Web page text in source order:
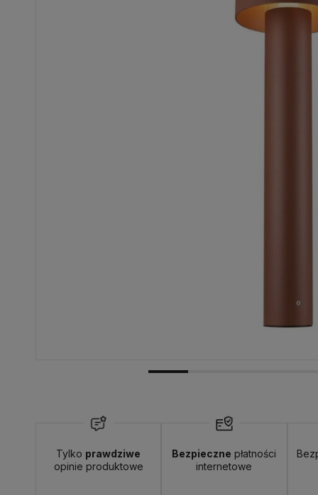
Tylko prawdziwe
opinie produktowe
Bezpieczne płatności
internetowe